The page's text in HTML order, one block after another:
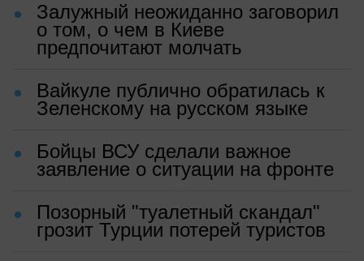
Залужный неожиданно заговорил
о том, о чем в Киеве
предпочитают молчать
Вайкуле публично обратилась к
Зеленскому на русском языке
Бойцы ВСУ сделали важное
заявление о ситуации на фронте
Позорный "туалетный скандал"
грозит Турции потерей туристов